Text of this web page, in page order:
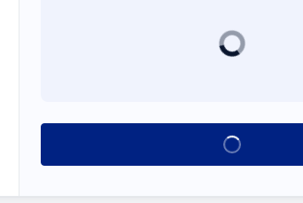
Κλείσε ραντεβού